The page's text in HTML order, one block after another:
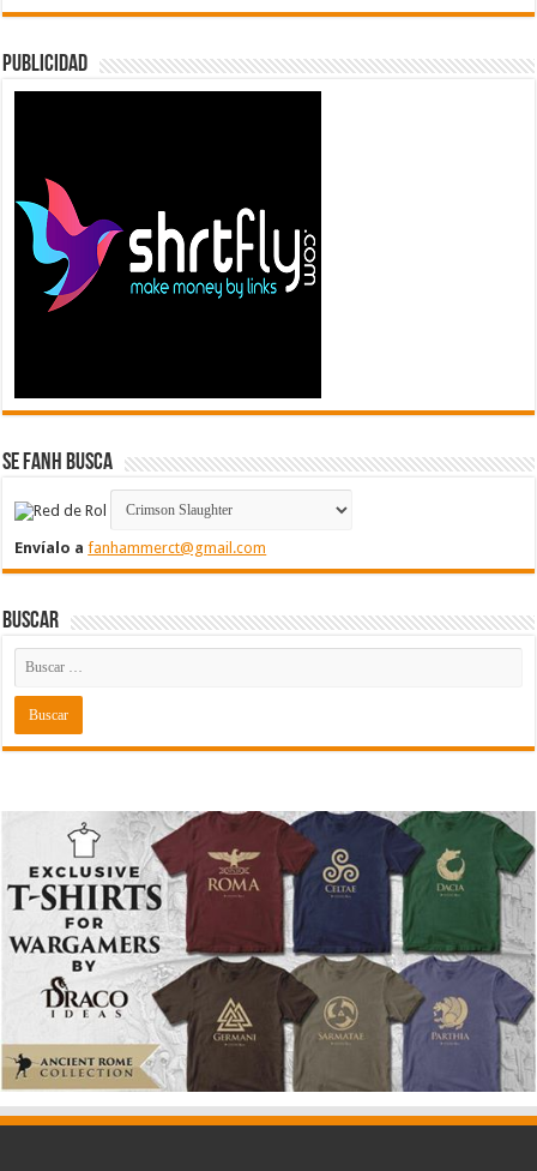
Publicidad
Se FanH Busca
Envíalo afanhammerct@gmail.com
Buscar